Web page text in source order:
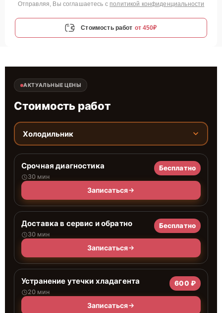
Отправляя, Вы соглашаетесь с политикой конфиденциальности
Стоимость работ от 450₽
АКТУАЛЬНЫЕ ЦЕНЫ
Стоимость работ
Холодильник
Срочная диагностика
30 мин
Бесплатно
Записаться
Доставка в сервис и обратно
30 мин
Бесплатно
Записаться
Устранение утечки хладагента
20 мин
600 ₽
Записаться